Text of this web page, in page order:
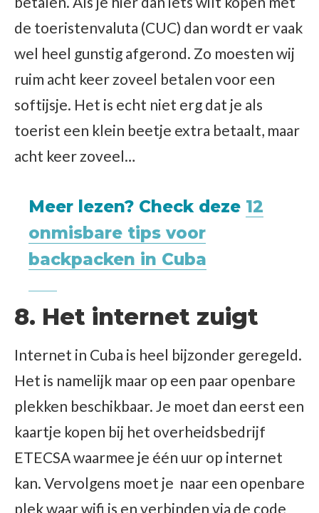
de toeristenvaluta (CUC) dan wordt er vaak
wel heel gunstig afgerond. Zo moesten wij
ruim acht keer zoveel betalen voor een
softijsje. Het is echt niet erg dat je als
toerist een klein beetje extra betaalt, maar
acht keer zoveel…
Meer lezen? Check deze 12
onmisbare tips voor
backpacken in Cuba
8. Het internet zuigt
Internet in Cuba is heel bijzonder geregeld.
Het is namelijk maar op een paar openbare
plekken beschikbaar. Je moet dan eerst een
kaartje kopen bij het overheidsbedrijf
ETECSA waarmee je één uur op internet
kan. Vervolgens moet je naar een openbare
plek waar wifi is en verbinden via de code